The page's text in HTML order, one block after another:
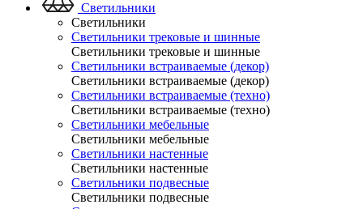
Светильники
Светильники
Светильники трековые и шинные
Светильники трековые и шинные
Светильники встраиваемые (декор)
Светильники встраиваемые (декор)
Светильники встраиваемые (техно)
Светильники встраиваемые (техно)
Светильники мебельные
Светильники мебельные
Светильники настенные
Светильники настенные
Светильники подвесные
Светильники подвесные